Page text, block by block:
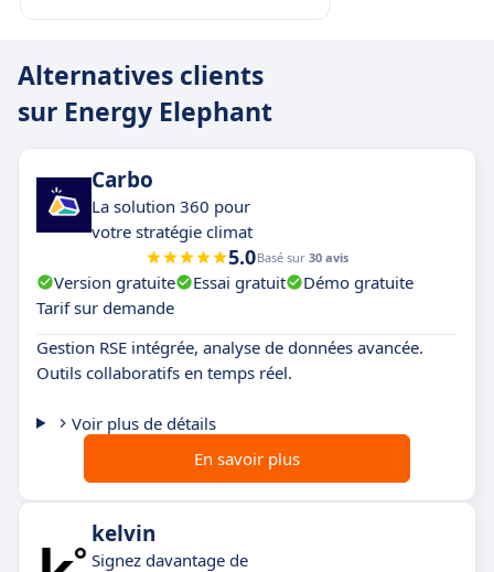
Alternatives clients
sur Energy Elephant
Carbo
La solution 360 pour
votre stratégie climat
5.0Basé sur 30 avis
Version gratuite Essai gratuit
Démo gratuite
Tarif sur demande
Gestion RSE intégrée, analyse de données avancée.
Outils collaboratifs en temps réel.
Voir plus de détails
En savoir plus
kelvin
Signez davantage de